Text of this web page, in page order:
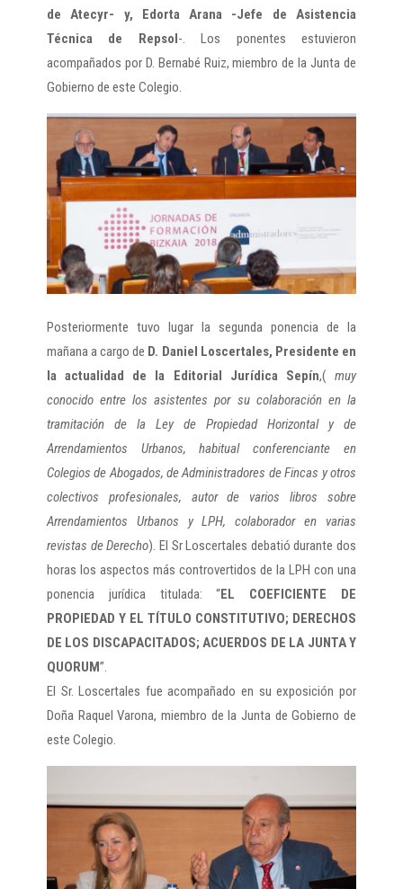
de Atecyr- y, Edorta Arana -Jefe de Asistencia
Técnica de Repsol-. Los ponentes estuvieron
acompañados por D. Bernabé Ruiz, miembro de la Junta de
Gobierno de este Colegio.
Posteriormente tuvo lugar la segunda ponencia de la
mañana a cargo de D. Daniel Loscertales, Presidente en
la actualidad de la Editorial Jurídica Sepín,(muy
conocido entre los asistentes por su colaboración en la
tramitación de la Ley de Propiedad Horizontal y de
Arrendamientos Urbanos, habitual conferenciante en
Colegios de Abogados, de Administradores de Fincas y otros
colectivos profesionales, autor de varios libros sobre
Arrendamientos Urbanos y LPH, colaborador en varias
revistas de Derecho). El Sr Loscertales debatió durante dos
horas los aspectos más controvertidos de la LPH con una
ponencia jurídica titulada: “EL COEFICIENTE DE
PROPIEDAD Y EL TÍTULO CONSTITUTIVO; DERECHOS
DE LOS DISCAPACITADOS; ACUERDOS DE LA JUNTA Y
QUORUM”.
El Sr. Loscertales fue acompañado en su exposición por
Doña Raquel Varona, miembro de la Junta de Gobierno de
este Colegio.